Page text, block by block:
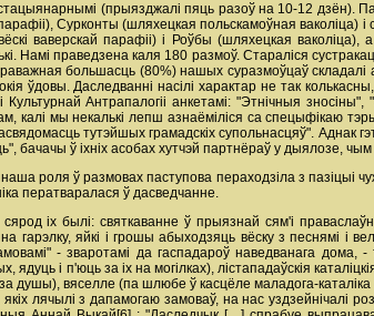
(прыязджалі пяць разоў на 10-12 дзён).
Сурконты (шляхецкая польскамоўная ваколіца)
ваверскай парафіі) і Роўбы (шляхецкая
Намі праведзена каля 180 размоў. Стараліся
большасць (80%) нашых суразмоўцаў
ўдовы. Даследванні насілі характар не так
Антрапалогіі анкетамі: "Этнічныя зносіны",
калі мы некалькі лепш азнаёміліся са спецыфікаю
тутэйшых грамадскіх супольнасцяў". Аднак
бачачы ў іхніх асобах хутчэй партнёраў у дыялозе,
роля ў размовах паступова пераходзіла з пазіцыі
ператваралася ў дасведчанне.
іх былі: святкаванне ў прыязнай сям'і
гарэлку, яйкі і грошы абыходзяць вёску з песнямі і
- зваротамі да гаспадароў наведванага дома,
і п'юць за іх на могілках), лістападаўскія
душы), вяселле (па шлюбе ў касцёле маладога-
лячылі з дапамогаю замоваў, на нас уздзейнічалі